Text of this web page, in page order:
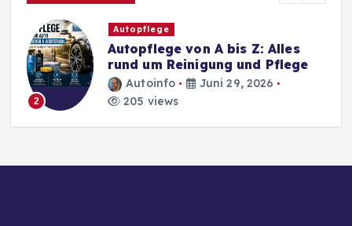
2
Autopflege
Autopflege von A bis Z: Alles
rund um Reinigung und Pflege
Autoinfo
Juni 29, 2026
205 views